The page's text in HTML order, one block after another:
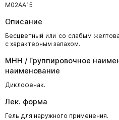
М02АА15
Описание
Бесцветный или со слабым
с характерным запахом.
МНН / Группировочное
наименование
Диклофенак.
Лек. форма
Гель для наружного применения.